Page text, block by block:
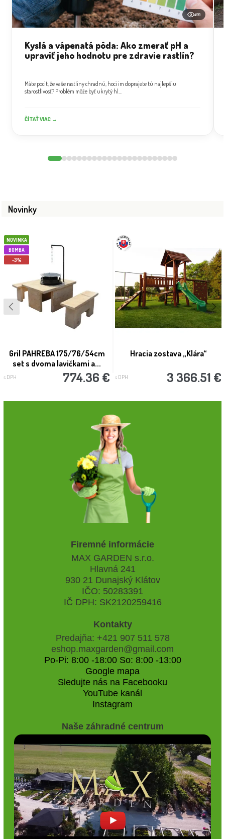
499
Kyslá a vápenatá pôda: Ako zmerať pH a
upraviť jeho hodnotu pre zdravie rastlín?
Máte pocit, že vaše rastliny chradnú, hoci im doprajete tú najlepšiu
starostlivosť? Problém môže byť ukrytý hl...
ČÍTAŤ VIAC →
Novinky
NOVINKA
BOMBA
-3%
Gril PAHREBA 175/76/54cm
set s dvoma lavičkami a...
s DPH 774.36 €
Hracia zostava „Klára“
s DPH 3 366.51 €
Firemné informácie
MAX GARDEN s.r.o.
Hlavná 241
930 21 Dunajský Klátov
IČO: 50283391
IČ DPH: SK2120259416
Kontakty
Predajňa: +421 907 511 578
eshop.maxgarden@gmail.com
Po-Pi: 8:00 -18:00 So: 8:00 -13:00
Google mapa
Sledujte nás na Facebooku
YouTube kanál
Instagram
Naše záhradné centrum